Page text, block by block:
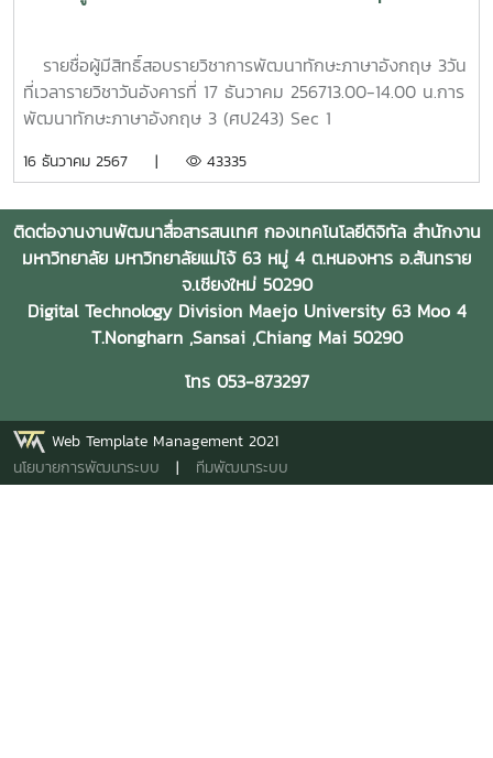
รายชื่อผู้มีสิทธิ์สอบรายวิชาการพัฒนาทักษะภาษาอังกฤษ 3วัน
ที่เวลารายวิชาวันอังคารที่ 17 ธันวาคม 256713.00-14.00 น.การ
พัฒนาทักษะภาษาอังกฤษ 3 (ศป243) Sec 1
16 ธันวาคม 2567 | 43335
ติดต่องานงานพัฒนาสื่อสารสนเทศ กองเทคโนโลยีดิจิทัล สำนักงาน
มหาวิทยาลัย มหาวิทยาลัยแม่โจ้ 63 หมู่ 4 ต.หนองหาร อ.สันทราย
จ.เชียงใหม่ 50290
Digital Technology Division Maejo University 63 Moo 4
T.Nongharn ,Sansai ,Chiang Mai 50290
โทร 053-873297
Web Template Management 2021
นโยบายการพัฒนาระบบ | ทีมพัฒนาระบบ